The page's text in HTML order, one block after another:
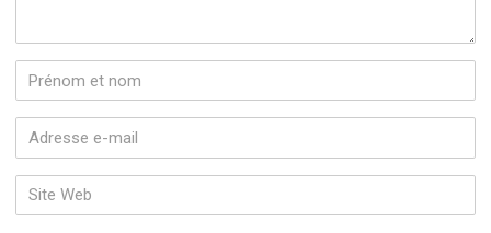
Prénom
et
nom*
Adresse
e-
mail
Site
Web